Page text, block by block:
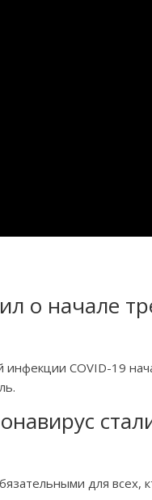
о начале
COVID-19
для всех,